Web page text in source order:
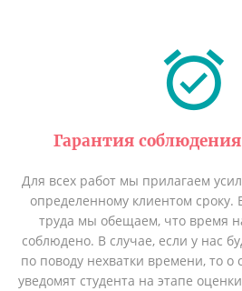
Гарантия соблюдения
Для всех работ мы прилагаем
определенному клиентом
труда мы обещаем, что время
соблюдено. В случае, если у нас
по поводу нехватки времени, то
уведомят студента на этапе